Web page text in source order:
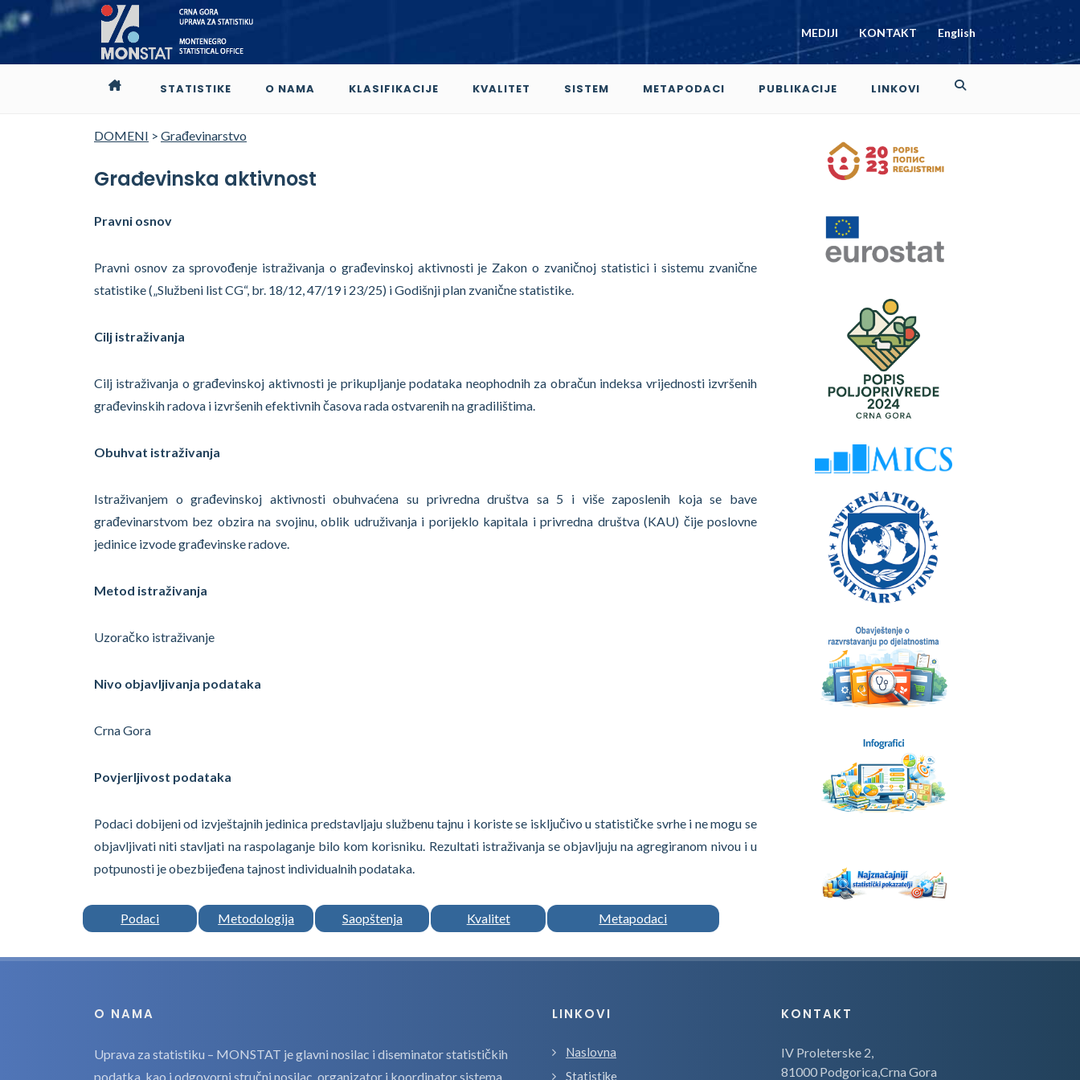
MEDIJI KONTAKT English
STATISTIKE O NAMA KLASIFIKACIJE KVALITET SISTEM METAPODACI PUBLIKACIJE LINKOVI
DOMENI > Građevinarstvo
Građevinska aktivnost
Pravni osnov
Pravni osnov za sprovođenje istraživanja o građevinskoj aktivnosti je Zakon o zvaničnoj statistici i sistemu zvanične
statistike („Službeni list CG“, br. 18/12, 47/19 i 23/25) i Godišnji plan zvanične statistike.
Cilj istraživanja
Cilj istraživanja o građevinskoj aktivnosti je prikupljanje podataka neophodnih za obračun indeksa vrijednosti izvršenih
građevinskih radova i izvršenih efektivnih časova rada ostvarenih na gradilištima.
Obuhvat istraživanja
Istraživanjem o građevinskoj aktivnosti obuhvaćena su privredna društva sa 5 i više zaposlenih koja se bave
građevinarstvom bez obzira na svojinu, oblik udruživanja i porijeklo kapitala i privredna društva (KAU) čije poslovne
jedinice izvode građevinske radove.
Metod istraživanja
Uzoračko istraživanje
Nivo objavljivanja podataka
Crna Gora
Povjerljivost podataka
Podaci dobijeni od izvještajnih jedinica predstavljaju službenu tajnu i koriste se isključivo u statističke svrhe i ne mogu se
objavljivati niti stavljati na raspolaganje bilo kom korisniku. Rezultati istraživanja se objavljuju na agregiranom nivou i u
potpunosti je obezbijeđena tajnost individualnih podataka.
Podaci Metodologija Saopštenja Kvalitet Metapodaci
O NAMA
Uprava za statistiku – MONSTAT je glavni nosilac i diseminator statističkih
podatka, kao i odgovorni stručni nosilac, organizator i koordinator sistema
LINKOVI
Naslovna
Statistike
KONTAKT
IV Proleterske 2,
81000 Podgorica,Crna Gora